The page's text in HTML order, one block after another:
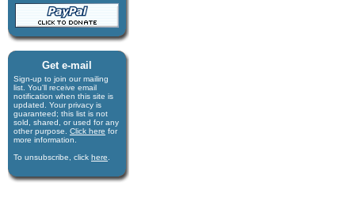
Get e-mail
Sign-up to join our mail­ing
list. You'll receive e­mail
notification when this site is
updated. Your privacy is
guaran­teed; this list is not
sold, shared, or used for any
other purpose. Click here for
more infor­mation.
To unsubscribe, click here